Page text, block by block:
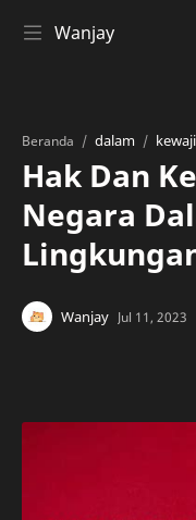
Wanjay
Beranda dalam
Hak Dan
Negara